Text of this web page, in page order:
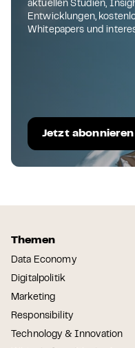
aktuellen Studien,
Entwicklungen,
Whitepapers und
Jetzt abonnieren
Themen
Data Economy
Digitalpolitik
Marketing
Responsibility
Technology & Innovation